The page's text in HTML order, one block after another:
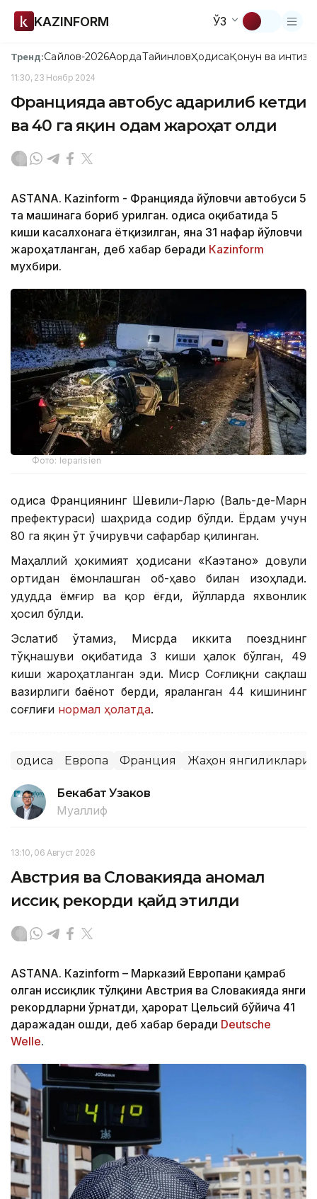
KAZINFORM ЎЗ
Тренд:Сайлов-2026АқордаТайинловҲодисаҚонун ва
11:30, 23 Ноябр 2024
Францияда автобус ағдарилиб кетди
ва 40 га яқин одам жароҳат олди
ASTANА. Кazinform - Францияда йўловчи автобуси 5
та машинага бориб урилган. Ҳодиса оқибатида 5
киши касалхонага ётқизилган, яна 31 нафар йўловчи
жароҳатланган, деб хабар беради Кazinform
мухбири.
Фото: leparisien
Ҳодиса Франциянинг Шевили-Ларю (Валь-де-Марн
префектураси) шаҳрида содир бўлди. Ёрдам учун
80 га яқин ўт ўчирувчи сафарбар қилинган.
Маҳаллий ҳокимият ҳодисани «Каэтано» довули
ортидан ёмонлашган об-ҳаво билан изоҳлади.
Ҳудудда ёмғир ва қор ёғди, йўлларда яхвонлик
ҳосил бўлди.
Эслатиб ўтамиз, Мисрда иккита поезднинг
тўқнашуви оқибатида 3 киши ҳалок бўлган, 49
киши жароҳатланган эди. Миср Соғлиқни сақлаш
вазирлиги баёнот берди, яраланган 44 кишининг
соғлиғи нормал ҳолатда.
Ҳодиса Европа Франция Жаҳон янгиликлари
Бекабат Узаков
Муаллиф
13:10, 06 Август 2026
Австрия ва Словакияда аномал
иссиқ рекорди қайд этилди
ASTANА. Кazinform – Марказий Европани қамраб
олган иссиқлик тўлқини Австрия ва Словакияда янги
рекордларни ўрнатди, ҳарорат Цельсий бўйича 41
даражадан ошди, деб хабар беради Deutsche
Welle.